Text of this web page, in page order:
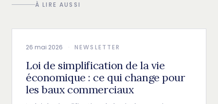
À LIRE AUSSI
26 mai 2026 · NEWSLETTER
Loi de simplification de la vie
économique : ce qui change pour
les baux commerciaux